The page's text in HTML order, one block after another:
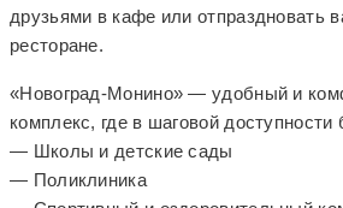
друзьями в кафе или отпраздновать
ресторане.
«Новоград-Монино» — удобный и
комплекс, где в шаговой
— Школы и детские сады
— Поликлиника